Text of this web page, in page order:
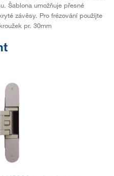
Šablona umožňuje přesné
závěsy. Pro frézování použijte
pr. 30mm